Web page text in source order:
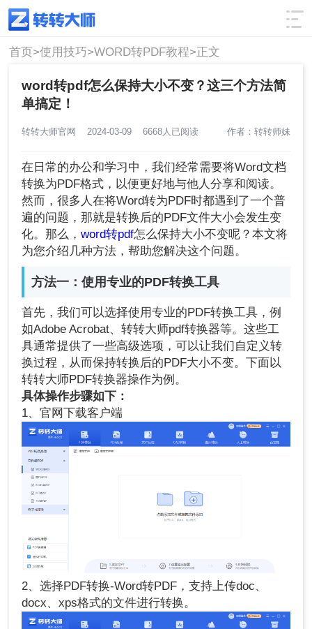
使用技巧 筛选
首页>使用技巧>WORD转PDF教程>正文
word转pdf怎么保持大小不变？这三个方法简
单搞定！
转转大师官网 2024-03-09 6668人已阅读 作者：转转师妹
在日常的办公和学习中，我们经常需要将Word文档
转换为PDF格式，以便更好地与他人分享和阅读。
然而，很多人在将Word转为PDF时都遇到了一个普
遍的问题，那就是转换后的PDF文件大小会发生变
化。那么，word转pdf怎么保持大小不变呢？本文将
为您介绍几种方法，帮助您解决这个问题。
方法一：使用专业的PDF转换工具
首先，我们可以选择使用专业的PDF转换工具，例
如Adobe Acrobat、转转大师pdf转换器等。这些工
具通常提供了一些高级选项，可以让我们自定义转
换过程，从而保持转换后的PDF大小不变。下面以
转转大师PDF转换器操作为例。
具体操作步骤如下：
1、官网下载客户端
2、选择PDF转换-Word转PDF，支持上传doc、
docx、xps格式的文件进行转换。